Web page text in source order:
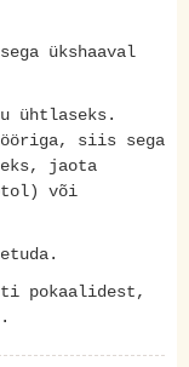
ükshaaval
ühtlaseks.
siis sega
jaota
või
pokaalidest,